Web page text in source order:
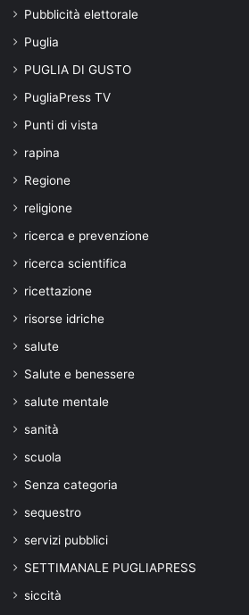
Pubblicità elettorale
Puglia
PUGLIA DI GUSTO
PugliaPress TV
Punti di vista
rapina
Regione
religione
ricerca e prevenzione
ricerca scientifica
ricettazione
risorse idriche
salute
Salute e benessere
salute mentale
sanità
scuola
Senza categoria
sequestro
servizi pubblici
SETTIMANALE PUGLIAPRESS
siccità